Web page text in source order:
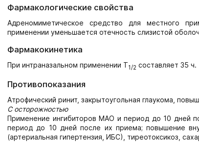
Фармакологические свойства
Адреномиметическое средство для местного
применении уменьшается отечность слизистой
Фармакокинетика
При интраназальном применении T1/2 составляет 35 ч.
Противопоказания
Атрофический ринит, закрытоугольная глаукома,
С осторожностью
Применение ингибиторов МАО и период до 10 дней
период до 10 дней после их приема; повышение
(артериальная гипертензия, ИБС), тиреотоксикоз,